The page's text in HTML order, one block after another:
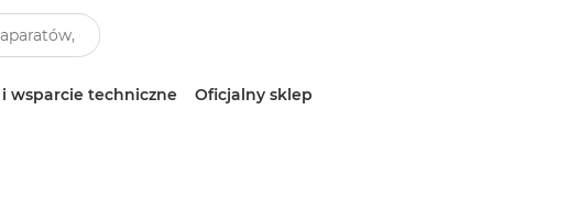
wsparcie techniczne Oficjalny sklep